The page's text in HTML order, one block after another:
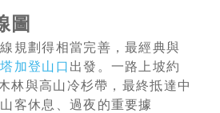
圖
規劃得相當完善，最經典與
加登山口 出發。一路上坡約
林與高山冷杉帶，最終抵達中
山客休息、過夜的重要據